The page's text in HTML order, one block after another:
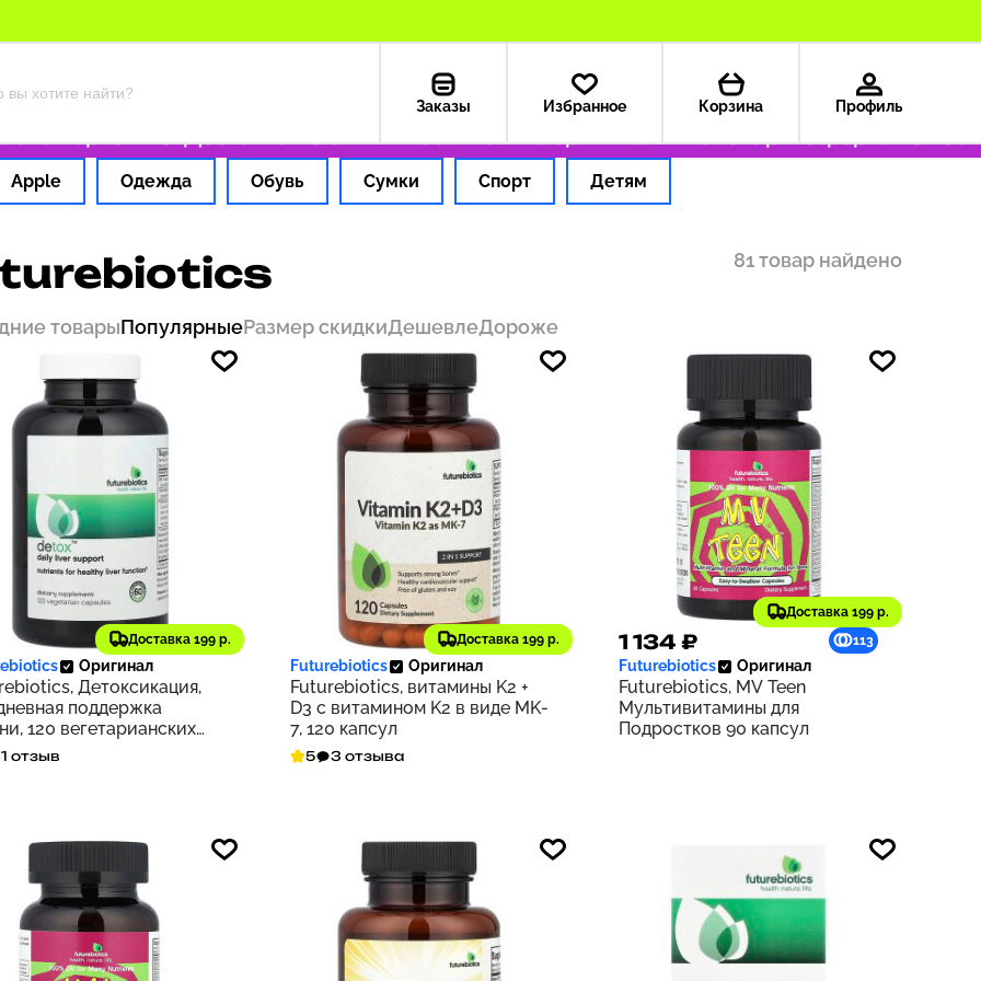
Заказы Избранное Корзина Профиль
картой РФ Доставка из США — 199 ₽ Только оригинальные товары Оформляем заказ
Apple Одежда Обувь Сумки Спорт Детям
81 товар найдено
товарыПопулярныеРазмер скидкиДешевлеДороже
Доставка 199 р.
₽ 350
Оригинал
Детоксикация,
поддержка
120 вегетарианских
1 отзыв
Доставка 199 р.
2 198 ₽ 220
Futurebiotics Оригинал
Futurebiotics, витамины K2 +
D3 с витамином K2 в виде MK-
7, 120 капсул
5 3 отзыва
Доставка 199 р.
1 134 ₽ 113
Futurebiotics Оригинал
Futurebiotics, MV Teen
Мультивитамины для
Подростков 90 капсул